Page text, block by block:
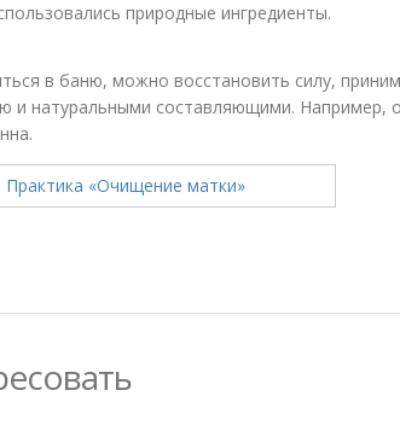
природные ингредиенты.
в баню, можно восстановить силу,
и натуральными составляющими. Например,